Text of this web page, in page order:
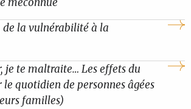
de la vulnérabilité à la
je te maltraite… Les effets du
quotidien de personnes âgées
familles)